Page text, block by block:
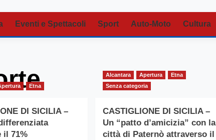
Eventi e Spettacoli Sport Auto-Moto Cultura
Etna
DI SICILIA –
il 71%
Alcantara Apertura
Etna
Senza categoria
CASTIGLIONE DI SICILIA –
Un “patto d’amicizia” con la
città di Paternò attraverso il